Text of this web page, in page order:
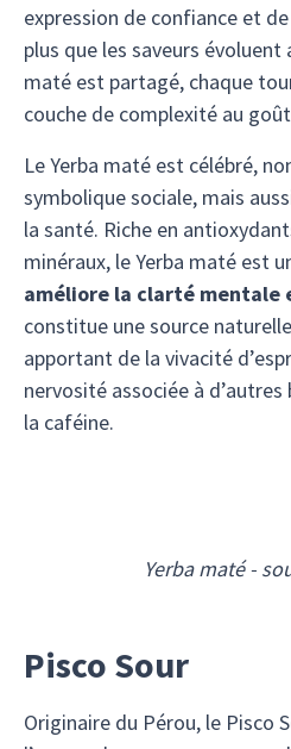
expression de confiance et
plus que les saveurs
maté est partagé, chaque
couche de complexité au
Le Yerba maté est célébré,
symbolique sociale, mais
la santé. Riche en
minéraux, le Yerba maté est
améliore la clarté mentale
constitue une source
apportant de la vivacité
nervosité associée à
la caféine.
Yerba maté -
Pisco Sour
Originaire du Pérou, le Pisco